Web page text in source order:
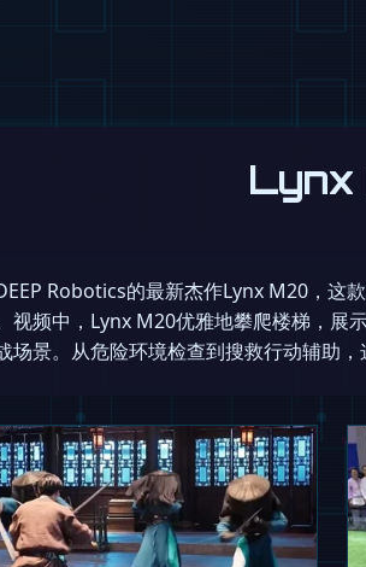
Lynx
Robotics的最新杰作Lynx M20，这
视频中，Lynx M20优雅地攀爬楼梯，展
场景。从危险环境检查到搜救行动辅助